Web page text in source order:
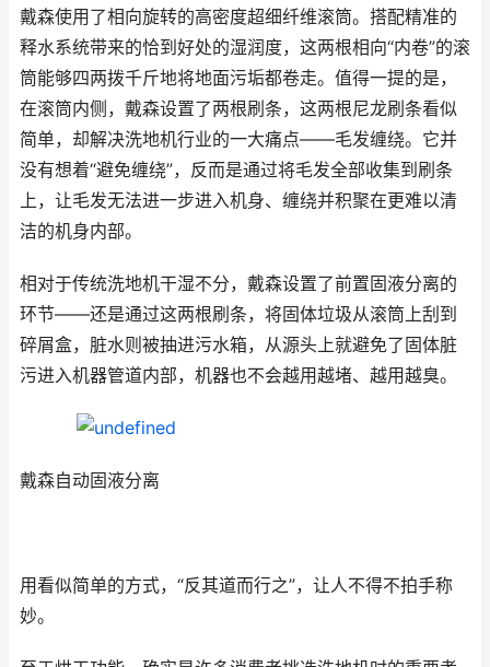
戴森使用了相向旋转的高密度超细纤维滚筒。搭配精准的
释水系统带来的恰到好处的湿润度，这两根相向“内卷”的滚
筒能够四两拨千斤地将地面污垢都卷走。值得一提的是，
在滚筒内侧，戴森设置了两根刷条，这两根尼龙刷条看似
简单，却解决洗地机行业的一大痛点——毛发缠绕。它并
没有想着“避免缠绕”，反而是通过将毛发全部收集到刷条
上，让毛发无法进一步进入机身、缠绕并积聚在更难以清
洁的机身内部。
相对于传统洗地机干湿不分，戴森设置了前置固液分离的
环节——还是通过这两根刷条，将固体垃圾从滚筒上刮到
碎屑盒，脏水则被抽进污水箱，从源头上就避免了固体脏
污进入机器管道内部，机器也不会越用越堵、越用越臭。
戴森自动固液分离
用看似简单的方式，“反其道而行之”，让人不得不拍手称
妙。